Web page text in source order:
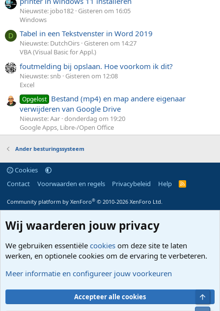
Nieuwste: jobo182 Gisteren om 16:05
Windows
D Tabel in een Tekstvenster in Word 2019
Nieuwste: DutchOirs Gisteren om 14:27
VBA (Visual Basic for Appl.)
foutmelding bij opslaan. Hoe voorkom ik dit?
Nieuwste: snb Gisteren om 12:08
Excel
Opgelost Bestand (mp4) en map andere eigenaar
verwijderen van Google Drive
Nieuwste: Aar donderdag om 19:20
Google Apps, Libre-/Open Office
Ander besturingssysteem
Cookies
Contact
Voorwaarden en regels Privacybeleid Help
R
Community platform by XenForo® © 2010-2026 XenForo Ltd.
Wij waarderen jouw privacy
We gebruiken essentiële cookies om deze site te laten
werken, en optionele cookies om de ervaring te verbeteren.
Meer informatie en configureer jouw voorkeuren
Accepteer alle cookies